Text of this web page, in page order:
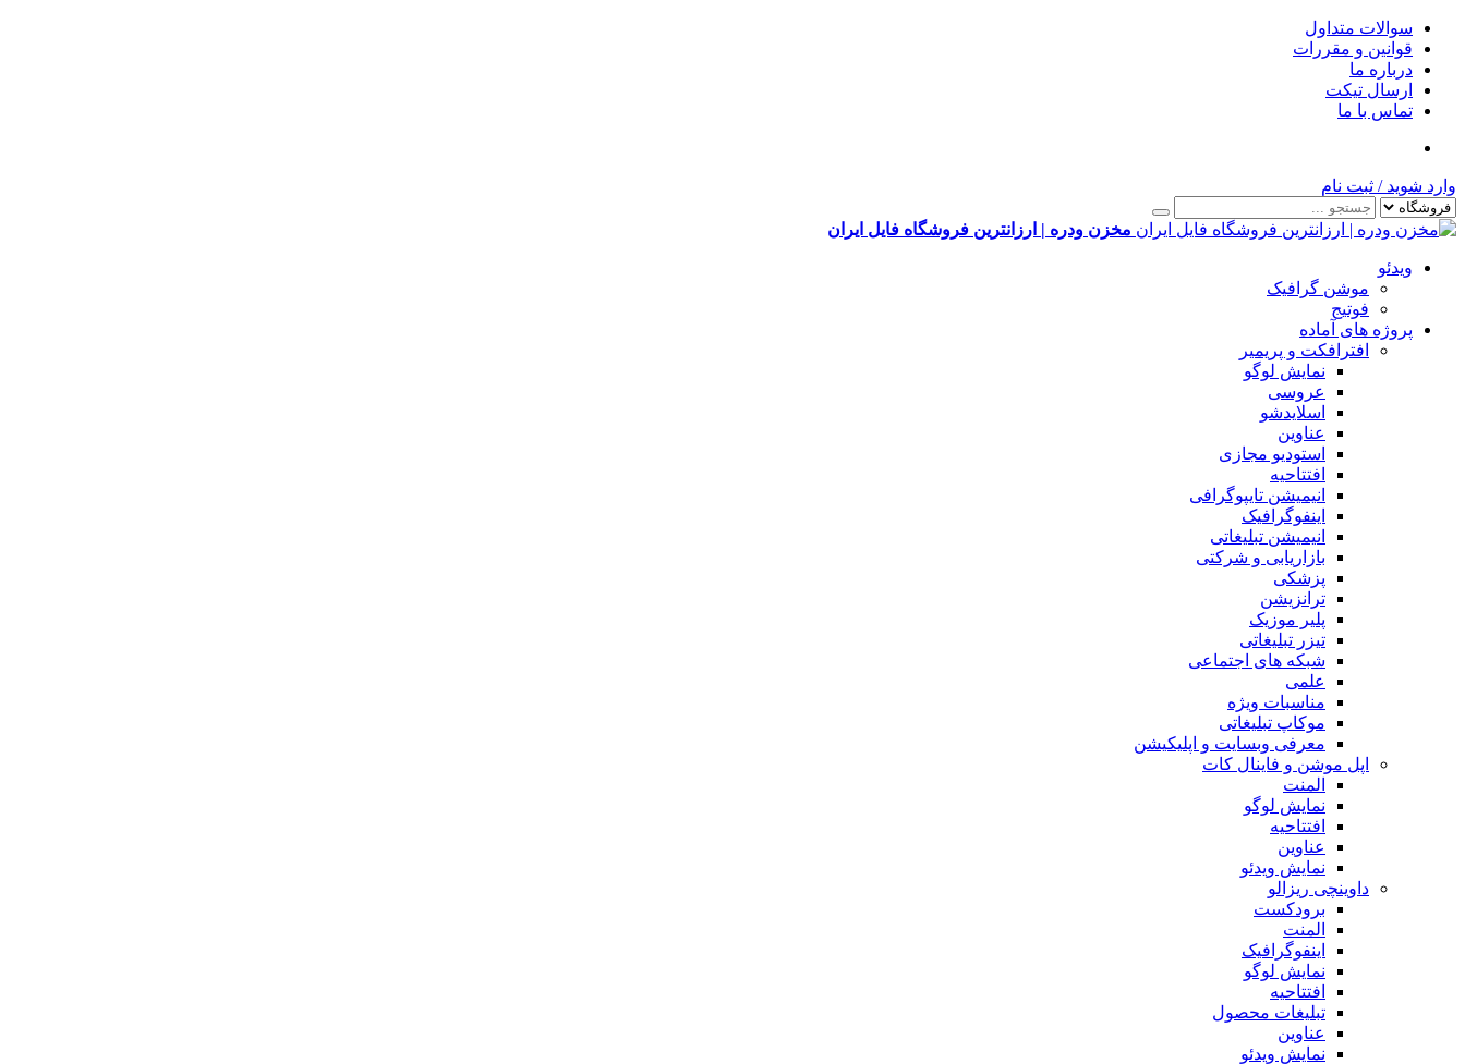
سوالات متداول
قوانین و مقررات
درباره ما
ارسال تیکت
تماس با ما
وارد شوید / ثبت نام
مخزن ودره | ارزانترین فروشگاه فایل ایران
ویدئو
موشن گرافیک
فوتیج
پروژه های آماده
افترافکت و پریمیر
نمایش لوگو
عروسی
اسلایدشو
عناوین
استودیو مجازی
افتتاحیه
انیمیشن تایپوگرافی
اینفوگرافیک
انیمیشن تبلیغاتی
بازاریابی و شرکتی
پزشکی
ترانزیشن
پلیر موزیک
تیزر تبلیغاتی
شبکه های اجتماعی
علمی
مناسبات ویژه
موکاپ تبلیغاتی
معرفی وبسایت و اپلیکیشن
اپل موشن و فاینال کات
المنت
نمایش لوگو
افتتاحیه
عناوین
نمایش ویدئو
داوینچی ریزالو
برودکست
المنت
اینفوگرافیک
نمایش لوگو
افتتاحیه
تبلیغات محصول
عناوین
نمایش ویدئو